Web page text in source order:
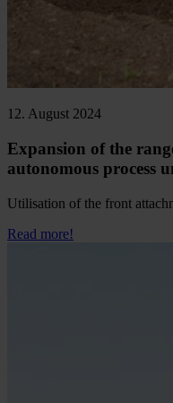
12. August 2024
Expansion of the
autonomous process
Utilisation of the front
Read more!